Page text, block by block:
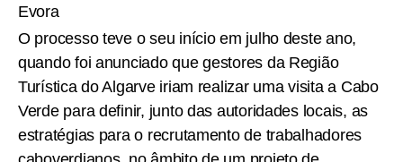
O processo teve o seu início em julho deste ano,
quando foi anunciado que gestores da Região
Turística do Algarve iriam realizar uma visita a Cabo
Verde para definir, junto das autoridades locais, as
estratégias para o recrutamento de trabalhadores